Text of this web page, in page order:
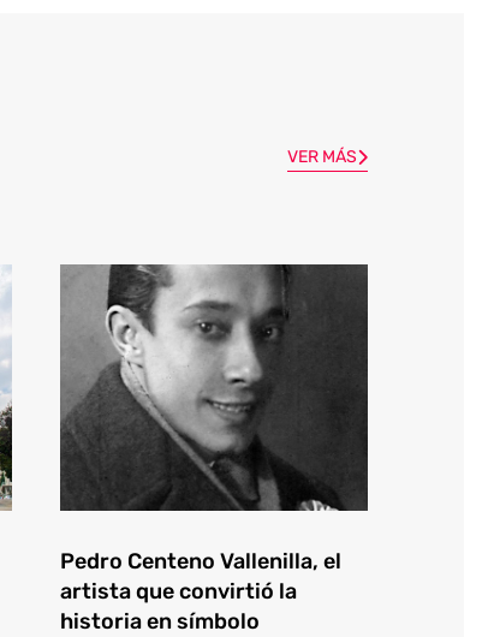
VER MÁS
Pedro Centeno Vallenilla, el
artista que convirtió la
historia en símbolo